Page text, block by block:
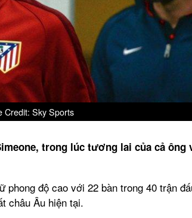
Credit: Sky Sports
trong lúc tương lai của cả ông
phong độ cao với 22 bàn trong 40 trận
châu Âu hiện tại.